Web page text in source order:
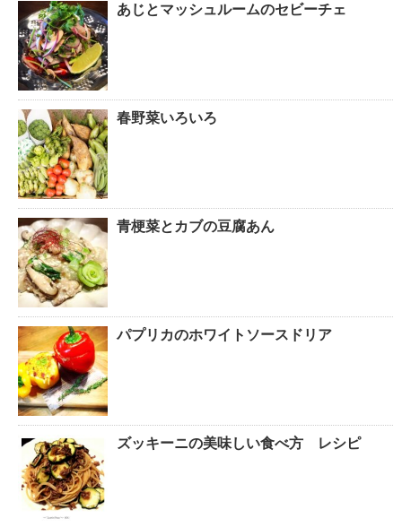
あじとマッシュルームのセビーチェ
春野菜いろいろ
青梗菜とカブの豆腐あん
パプリカのホワイトソースドリア
ズッキーニの美味しい食べ方 レシピ